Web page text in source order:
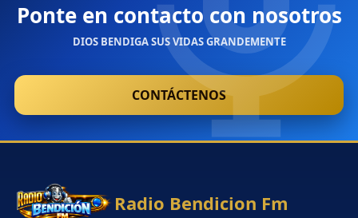
Ponte en contacto con nosotros
DIOS BENDIGA SUS VIDAS GRANDEMENTE
CONTÁCTENOS
Radio Bendicion Fm